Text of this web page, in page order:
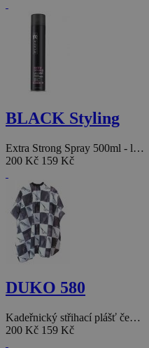
BLACK Styling
Extra Strong Spray 500ml - l…
200 Kč 159 Kč
DUKO 580
Kadeřnický střihací plášť če…
200 Kč 159 Kč